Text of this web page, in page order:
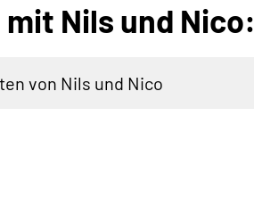
Nils und Nico:
von Nils und Nico